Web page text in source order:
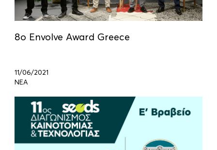
8ο Envolve Award Greece
11/06/2021
ΝΕΑ